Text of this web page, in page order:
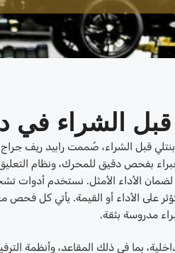
الشراء في
قبل الشراء، صُممت رابيد ريف جراج
بفحص دقيق للمحرك، ونظام
لضمان الأداء الأمثل. نستخدم أدوات
على الأداء أو القيمة. يأتي كل فحص
مدروسة بثقة.
بما في ذلك المقاعد، وأنظمة